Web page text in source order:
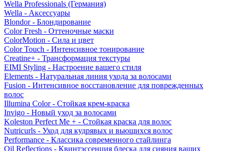
Wella Professionals (Германия)
Wella - Аксессуары
Blondor - Блондирование
Color Fresh - Оттеночные маски
ColorMotion - Сила и цвет
Color Touch - Интенсивное тонирование
Creatine+ - Трансформация текстуры
EIMI Styling - Настроение вашего стиля
Elements - Натуральная линия ухода за волосами
Fusion - Интенсивное восстановление для поврежденных
волос
Illumina Color - Стойкая крем-краска
Invigo - Новый уход за волосами
Koleston Perfect Me + - Стойкая краска для волос
Nutricurls - Уход для кудрявых и вьющихся волос
Performance - Классика современного стайлинга
Oil Reflections - Квинтэссенция блеска для сияния ваших